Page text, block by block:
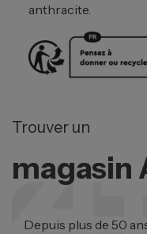
anthracite.
Trouver un
magasin
Depuis plus de 50